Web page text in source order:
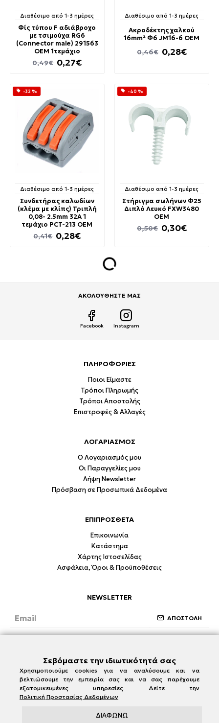
Διαθέσιμο από 1-3 ημέρες
Φίς τύπου F αδιάβροχο
με τσιμούχα RG6
(Connector male) 291563
OEM 1τεμάχιο
0,27€
0,49€
Διαθέσιμο από 1-3 ημέρες
Ακροδέκτης χαλκού
16mm² Φ6 JM16-6 OEM
0,28€
0,46€
-32 %
Διαθέσιμο από 1-3 ημέρες
Συνδετήρας καλωδίων
(κλέμα με κλίπς) Τριπλή
0,08- 2.5mm 32A 1
τεμάχιο PCT-213 OEM
0,28€
0,41€
-40 %
Διαθέσιμο από 1-3 ημέρες
Στήριγμα σωλήνων Φ25
Διπλό Λευκό FXW3480
OEM
0,30€
0,50€
ΑΚΟΛΟΥΘΗΣΤΕ ΜΑΣ
Facebook Instagram
ΠΛΗΡΟΦΟΡΙΕΣ
Ποιοι Είμαστε
Τρόποι Πληρωμής
Τρόποι Αποστολής
Επιστροφές & Αλλαγές
ΛΟΓΑΡΙΑΣΜΟΣ
Ο Λογαριασμός μου
Οι Παραγγελίες μου
Λήψη Newsletter
Πρόσβαση σε Προσωπικά Δεδομένα
ΕΠΙΠΡΟΣΘΕΤΑ
Επικοινωνία
Κατάστημα
Χάρτης Ιστοσελίδας
Ασφάλεια, Όροι & Προϋποθέσεις
NEWSLETTER
ΑΠΟΣΤΟΛΗ
Σεβόμαστε την ιδιωτικότητά σας
Χρησιμοποιούμε cookies για να αναλύσουμε και να
βελτιώσουμε την εμπειρία σας και να σας παρέχουμε
εξατομικευμένες υπηρεσίες. Δείτε την
Πολιτική Προστασίας Δεδομένων
ΔΙΑΦΩΝΩ